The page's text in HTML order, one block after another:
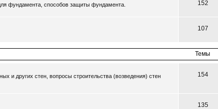
фундамента, способов защиты фундамента.
152
107
Темы
и других стен, вопросы строительства (возведения) стен
154
135